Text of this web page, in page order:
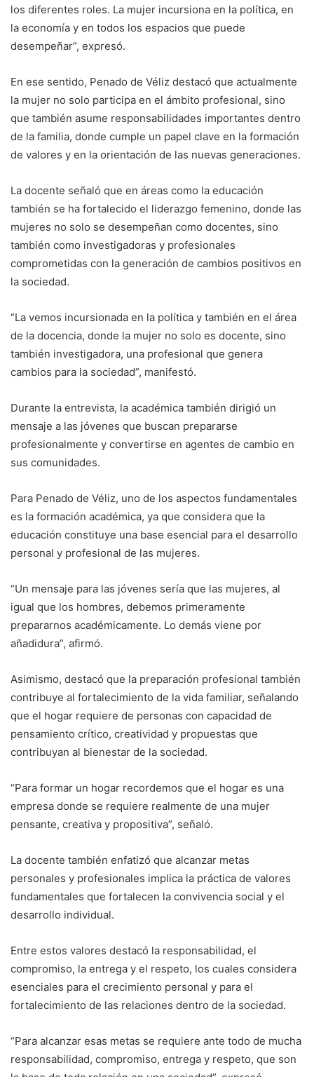
los diferentes roles. La mujer incursiona en la política, en
la economía y en todos los espacios que puede
desempeñar”, expresó.
En ese sentido, Penado de Véliz destacó que actualmente
la mujer no solo participa en el ámbito profesional, sino
que también asume responsabilidades importantes dentro
de la familia, donde cumple un papel clave en la formación
de valores y en la orientación de las nuevas generaciones.
La docente señaló que en áreas como la educación
también se ha fortalecido el liderazgo femenino, donde las
mujeres no solo se desempeñan como docentes, sino
también como investigadoras y profesionales
comprometidas con la generación de cambios positivos en
la sociedad.
“La vemos incursionada en la política y también en el área
de la docencia, donde la mujer no solo es docente, sino
también investigadora, una profesional que genera
cambios para la sociedad”, manifestó.
Durante la entrevista, la académica también dirigió un
mensaje a las jóvenes que buscan prepararse
profesionalmente y convertirse en agentes de cambio en
sus comunidades.
Para Penado de Véliz, uno de los aspectos fundamentales
es la formación académica, ya que considera que la
educación constituye una base esencial para el desarrollo
personal y profesional de las mujeres.
“Un mensaje para las jóvenes sería que las mujeres, al
igual que los hombres, debemos primeramente
prepararnos académicamente. Lo demás viene por
añadidura”, afirmó.
Asimismo, destacó que la preparación profesional también
contribuye al fortalecimiento de la vida familiar, señalando
que el hogar requiere de personas con capacidad de
pensamiento crítico, creatividad y propuestas que
contribuyan al bienestar de la sociedad.
“Para formar un hogar recordemos que el hogar es una
empresa donde se requiere realmente de una mujer
pensante, creativa y propositiva”, señaló.
La docente también enfatizó que alcanzar metas
personales y profesionales implica la práctica de valores
fundamentales que fortalecen la convivencia social y el
desarrollo individual.
Entre estos valores destacó la responsabilidad, el
compromiso, la entrega y el respeto, los cuales considera
esenciales para el crecimiento personal y para el
fortalecimiento de las relaciones dentro de la sociedad.
“Para alcanzar esas metas se requiere ante todo de mucha
responsabilidad, compromiso, entrega y respeto, que son